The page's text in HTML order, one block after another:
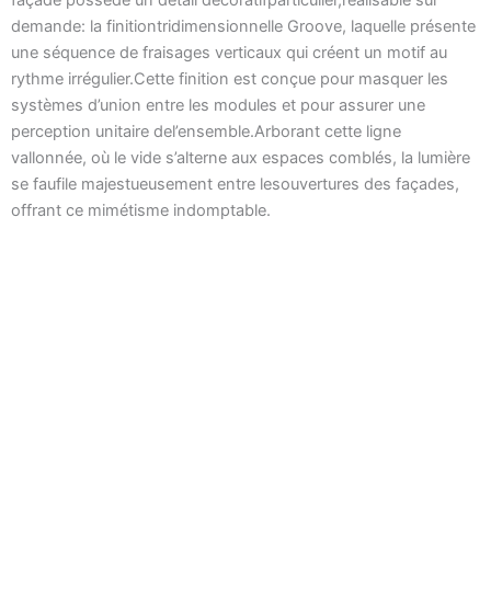
demande: la finitiontridimensionnelle Groove, laquelle présente
une séquence de fraisages verticaux qui créent un motif au
rythme irrégulier.Cette finition est conçue pour masquer les
systèmes d’union entre les modules et pour assurer une
perception unitaire del’ensemble.Arborant cette ligne
vallonnée, où le vide s’alterne aux espaces comblés, la lumière
se faufile majestueusement entre lesouvertures des façades,
offrant ce mimétisme indomptable.